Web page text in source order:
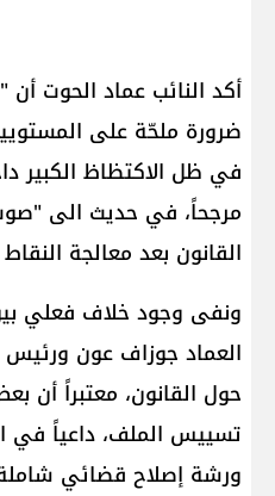
أكد النائب عماد الحوت أن
ضرورة ملحّة على
في ظل الاكتظاظ الكبير
مرجحاً، في حديث الى "صوت
القانون بعد معالجة النقاط
ونفى وجود خلاف فعلي
العماد جوزاف عون
حول القانون، معتبراً أن
تسييس الملف، داعياً في
ورشة إصلاح قضائي